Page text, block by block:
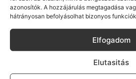
azonosítók. A hozzájárulás megtagadása
hátrányosan befolyásolhat bizonyos
Elfogadom
Elutasitás
Korrekt